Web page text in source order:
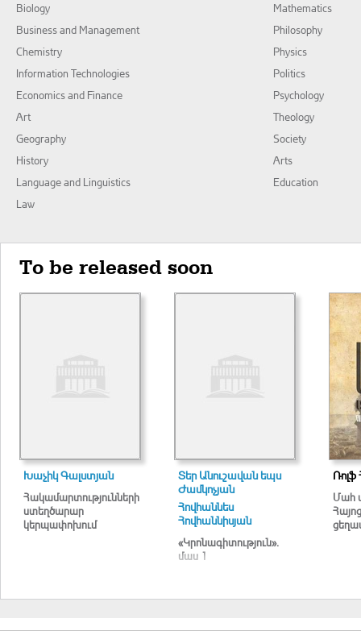
Biology
Business and Management
Chemistry
Information Technologies
Economics and Finance
Art
Geography
History
Language and Linguistics
Law
Mathematics
Philosophy
Physics
Politics
Psychology
Theology
Society
Arts
Education
To be released soon
Խաչիկ Գալստյան
Հակամարտությունների
ստեղծարար
կերպափոխում
Տեր Անուշավան եպս
Ժամկոչյան
Հովհաննես
Հովհաննիսյան
«Կրոնագիտություն».
մաս 1
Ռոլֆ
Մահ
Հայոց